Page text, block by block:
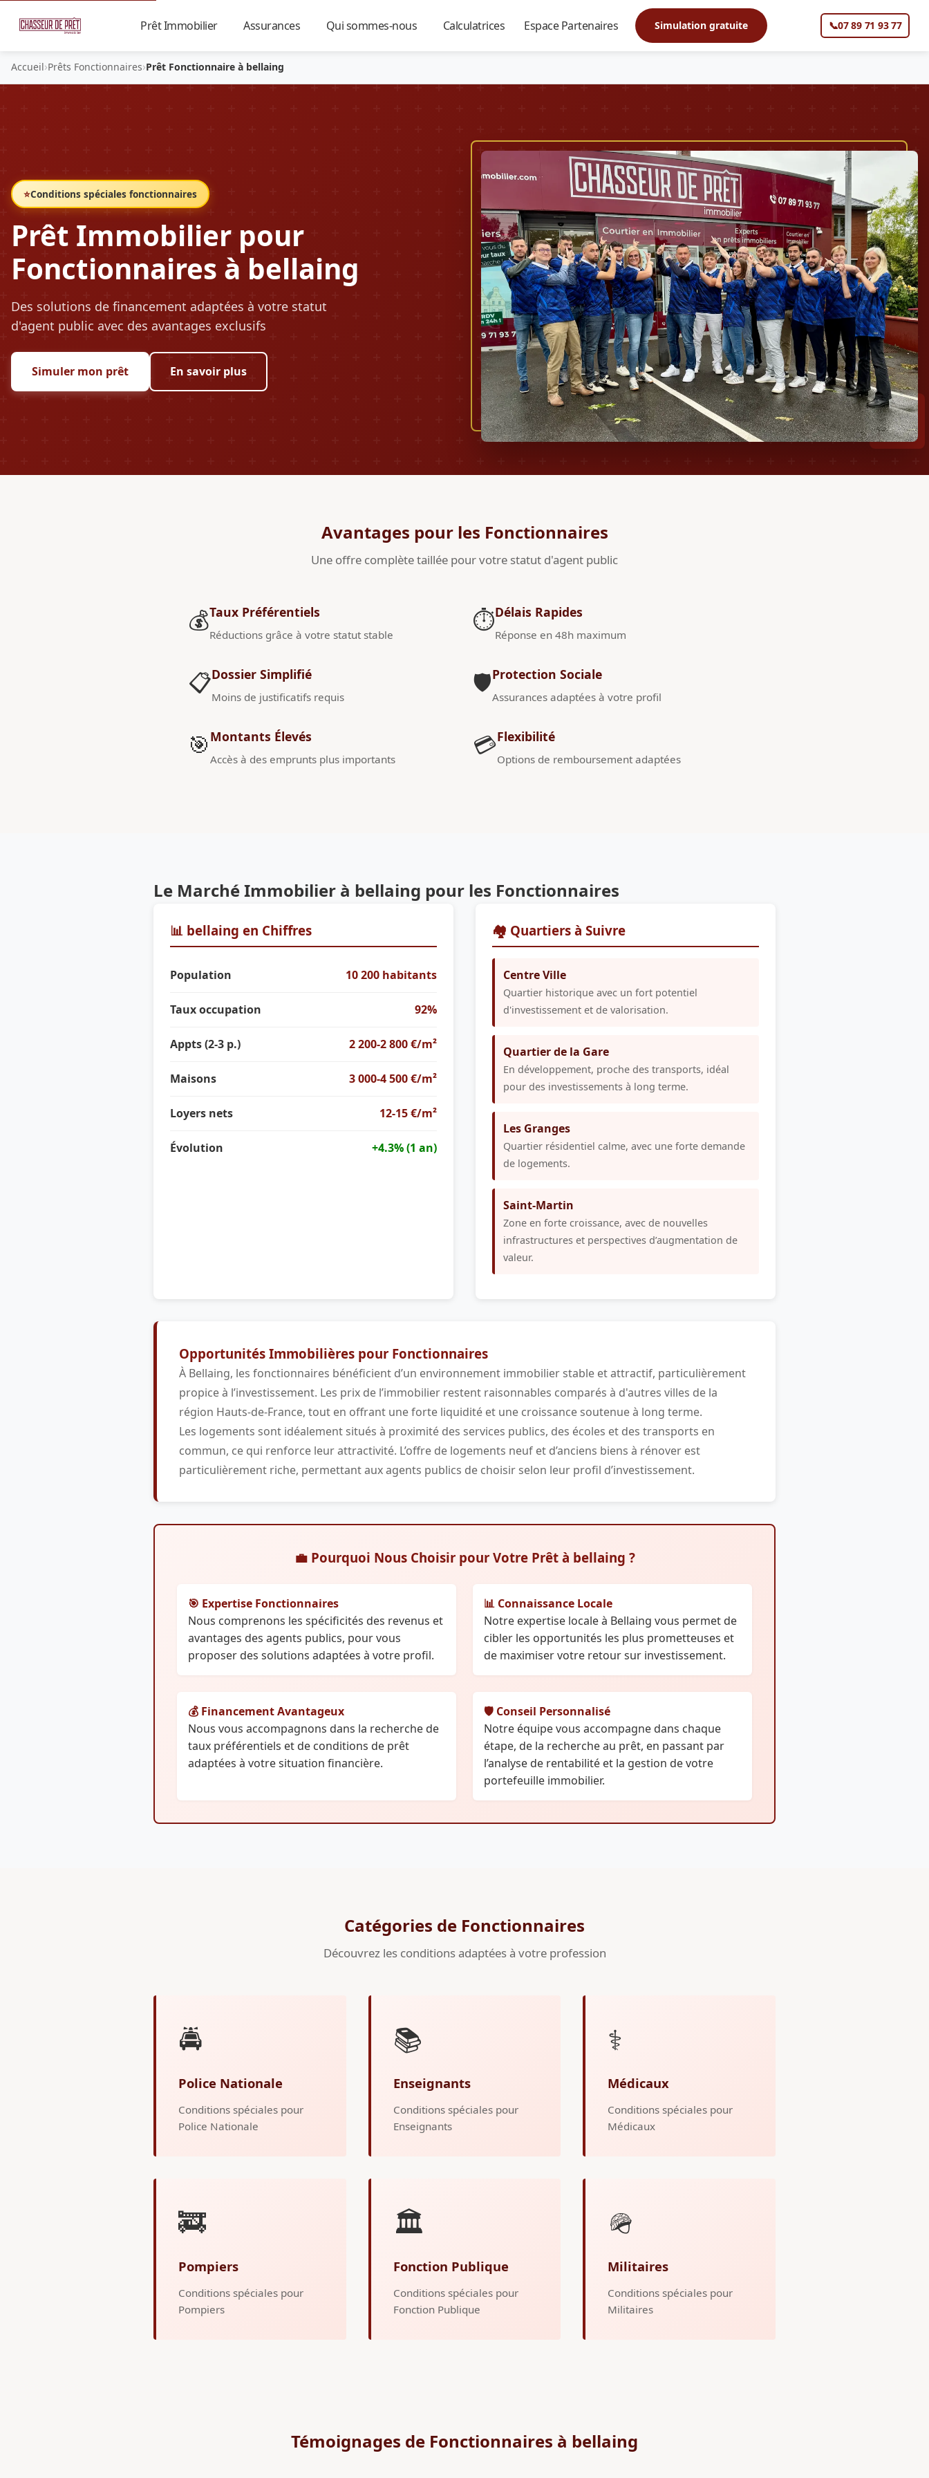
Prêt Immobilier Assurances Qui sommes-nous Calculatrices Espace Partenaires Simulation gratuite 📞07 89 71 93 77
Accueil›Prêts Fonctionnaires›Prêt Fonctionnaire à bellaing
⭐Conditions spéciales fonctionnaires
Prêt Immobilier pour
Fonctionnaires à bellaing
Des solutions de financement adaptées à votre statut
d'agent public avec des avantages exclusifs
Simuler mon prêt En savoir plus
Avantages pour les Fonctionnaires
Une offre complète taillée pour votre statut d'agent public
💰Taux Préférentiels
Réductions grâce à votre statut stable
📋Dossier Simplifié
Moins de justificatifs requis
🎯 Montants Élevés
Accès à des emprunts plus importants
⏱️Délais Rapides
Réponse en 48h maximum
🛡️Protection Sociale
Assurances adaptées à votre profil
💳Flexibilité
Options de remboursement adaptées
Le Marché Immobilier à bellaing pour les Fonctionnaires
📊 bellaing en Chiffres
Population 10 200 habitants
Taux occupation 92%
Appts (2-3 p.) 2 200-2 800 €/m²
Maisons 3 000-4 500 €/m²
Loyers nets 12-15 €/m²
Évolution +4.3% (1 an)
🏘️ Quartiers à Suivre
Centre Ville
Quartier historique avec un fort potentiel
d'investissement et de valorisation.
Quartier de la Gare
En développement, proche des transports, idéal
pour des investissements à long terme.
Les Granges
Quartier résidentiel calme, avec une forte demande
de logements.
Saint-Martin
Zone en forte croissance, avec de nouvelles
infrastructures et perspectives d’augmentation de
valeur.
Opportunités Immobilières pour Fonctionnaires
À Bellaing, les fonctionnaires bénéficient d’un environnement immobilier stable et attractif, particulièrement
propice à l’investissement. Les prix de l’immobilier restent raisonnables comparés à d'autres villes de la
région Hauts-de-France, tout en offrant une forte liquidité et une croissance soutenue à long terme.
Les logements sont idéalement situés à proximité des services publics, des écoles et des transports en
commun, ce qui renforce leur attractivité. L’offre de logements neuf et d’anciens biens à rénover est
particulièrement riche, permettant aux agents publics de choisir selon leur profil d’investissement.
💼 Pourquoi Nous Choisir pour Votre Prêt à bellaing ?
🎯 Expertise Fonctionnaires
Nous comprenons les spécificités des revenus et
avantages des agents publics, pour vous
proposer des solutions adaptées à votre profil.
📊 Connaissance Locale
Notre expertise locale à Bellaing vous permet de
cibler les opportunités les plus prometteuses et
de maximiser votre retour sur investissement.
💰 Financement Avantageux
Nous vous accompagnons dans la recherche de
taux préférentiels et de conditions de prêt
adaptées à votre situation financière.
🛡️ Conseil Personnalisé
Notre équipe vous accompagne dans chaque
étape, de la recherche au prêt, en passant par
l’analyse de rentabilité et la gestion de votre
portefeuille immobilier.
Catégories de Fonctionnaires
Découvrez les conditions adaptées à votre profession
🚔
Police Nationale
Conditions spéciales pour
Police Nationale
📚
Enseignants
Conditions spéciales pour
Enseignants
⚕️
Médicaux
Conditions spéciales pour
Médicaux
🚒
Pompiers
Conditions spéciales pour
Pompiers
🏛️
Fonction Publique
Conditions spéciales pour
Fonction Publique
🪖
Militaires
Conditions spéciales pour
Militaires
Témoignages de Fonctionnaires à bellaing